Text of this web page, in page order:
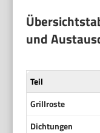
und
Teil
Grillroste
Dichtungen